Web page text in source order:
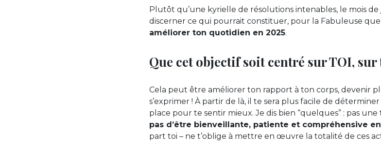
Plutôt qu’une kyrielle de résolutions intenables, le mois
discerner ce qui pourrait constituer, pour la Fabuleuse
améliorer ton quotidien en 2025.
Que cet objectif soit centré sur TOI,
Cela peut être améliorer ton rapport à ton corps, devenir
s’exprimer ! À partir de là, il te sera plus facile de
place pour te sentir mieux. Je dis bien “quelques” : pas
pas d’être bienveillante, patiente et compréhensive
part toi – ne t’oblige à mettre en œuvre la totalité de ces